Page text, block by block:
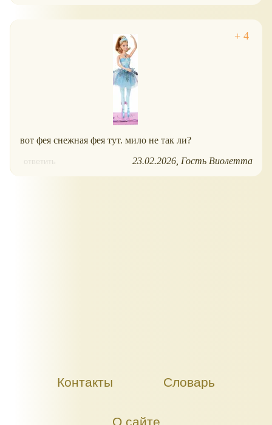
вот фея снежная фея тут. мило не так ли?
ответить 23.02.2026 Гость Виолетта
Контакты Словарь
О сайте